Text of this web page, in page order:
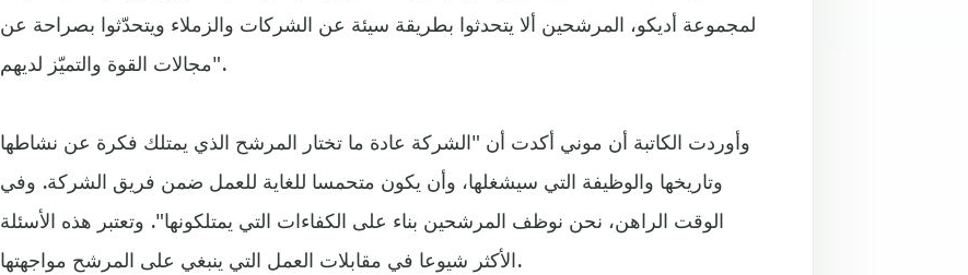
لمجموعة أديكو، المرشحين ألا يتحدثوا بطريقة سيئة عن الشركات والزملاء ويتحدّثوا بصراحة عن
مجالات القوة والتميّز لديهم".
وأوردت الكاتبة أن موني أكدت أن "الشركة عادة ما تختار المرشح الذي يمتلك فكرة عن نشاطها
وتاريخها والوظيفة التي سيشغلها، وأن يكون متحمسا للغاية للعمل ضمن فريق الشركة. وفي
الوقت الراهن، نحن نوظف المرشحين بناء على الكفاءات التي يمتلكونها". وتعتبر هذه الأسئلة
الأكثر شيوعا في مقابلات العمل التي ينبغي على المرشح مواجهتها.